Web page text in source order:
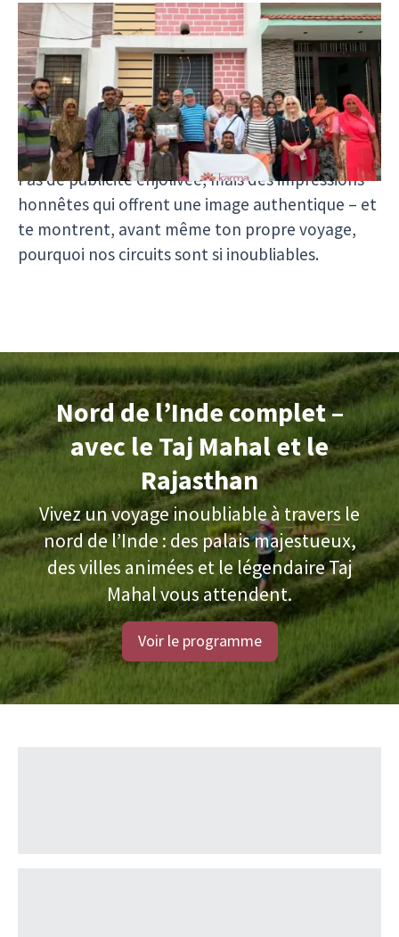
Chaque témoignage raconte une histoire
personnelle et te montre qui voyage avec nous,
quelles expériences sont particulières et ce que
l’on ressent vraiment en découvrant l’Inde avec
Karmaventura.
Pas de publicité enjolivée, mais des impressions
honnêtes qui offrent une image authentique – et
te montrent, avant même ton propre voyage,
pourquoi nos circuits sont si inoubliables.
Nord de l’Inde complet –
avec le Taj Mahal et le
Rajasthan
Vivez un voyage inoubliable à travers le
nord de l’Inde : des palais majestueux,
des villes animées et le légendaire Taj
Mahal vous attendent.
Voir le programme